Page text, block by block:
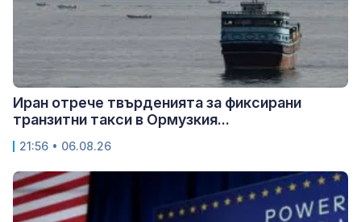
Иран отрече твърденията за фиксирани
транзитни такси в Ормузкия...
21:56 • 06.08.26